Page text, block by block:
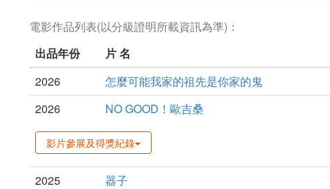
電影作品列表(以分級證明所載資訊為準)：
出品年份
片 名
2026
怎麼可能我家的祖先是你家的鬼
2026
NO GOOD！歐吉桑
影片參展及得獎紀錄
2025 器子